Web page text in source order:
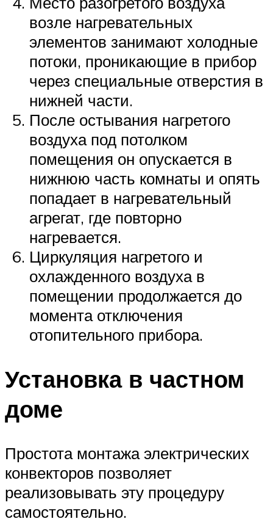
возле нагревательных
элементов занимают холодные
потоки, проникающие в прибор
через специальные отверстия в
нижней части.
После остывания нагретого
воздуха под потолком
помещения он опускается в
нижнюю часть комнаты и опять
попадает в нагревательный
агрегат, где повторно
нагревается.
Циркуляция нагретого и
охлажденного воздуха в
помещении продолжается до
момента отключения
отопительного прибора.
Установка в частном
доме
Простота монтажа электрических
конвекторов позволяет
реализовывать эту процедуру
самостоятельно.